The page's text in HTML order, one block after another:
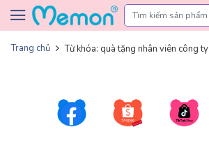
Skip to content
Trang chủ Từ khóa: quà tặng nhân viên công ty